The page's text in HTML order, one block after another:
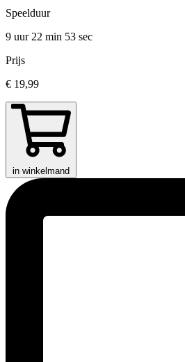
Speelduur
9 uur 22 min 53 sec
Prijs
€ 19,99
in winkelmand